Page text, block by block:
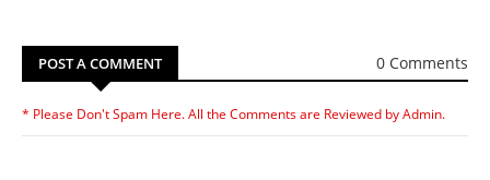
POST A COMMENT 0 Comments
* Please Don't Spam Here. All the Comments are Reviewed by Admin.